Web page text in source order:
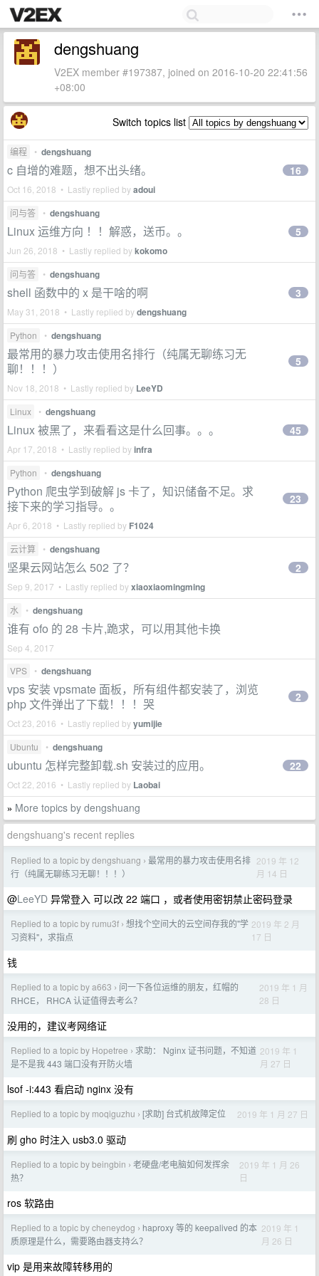
dengshuang
V2EX member #197387, joined on 2016-10-20 22:41:56
+08:00
Switch topics list
编程 • dengshuang
c 自增的难题，想不出头绪。
Oct 16, 2018 • Lastly replied byadoui
16
问与答 • dengshuang
Linux 运维方向 ！！解惑，送币。。
Jun 26, 2018 • Lastly replied bykokomo
5
问与答 • dengshuang
shell 函数中的 x 是干啥的啊
May 31, 2018 • Lastly replied bydengshuang
3
Python • dengshuang
最常用的暴力攻击使用名排行（纯属无聊练习无
聊！！！）
Nov 18, 2018 • Lastly replied by LeeYD
5
Linux • dengshuang
Linux 被黑了，来看看这是什么回事。。。
Apr 17, 2018 • Lastly replied byinfra
45
Python • dengshuang
Python 爬虫学到破解 js 卡了，知识储备不足。求
接下来的学习指导。。
Apr 6, 2018 • Lastly replied by F1024
23
云计算 • dengshuang
坚果云网站怎么 502 了？
Sep 9, 2017 • Lastly replied byxiaoxiaomingming
2
水 • dengshuang
谁有 ofo 的 28 卡片,跪求，可以用其他卡换
Sep 4, 2017
VPS
• dengshuang
vps 安装 vpsmate 面板，所有组件都安装了，浏览
php 文件弹出了下载！！！哭
Oct 23, 2016 • Lastly replied byyumijie
2
Ubuntu • dengshuang
ubuntu 怎样完整卸载.sh 安装过的应用。
Oct 22, 2016 • Lastly replied by Laobai
22
» More topics by dengshuang
dengshuang's recent replies
Replied to a topic by dengshuang › 最常用的暴力攻击使用名排
行（纯属无聊练习无聊！！！）
2019 年 12
月 14 日
@LeeYD 异常登入 可以改 22 端口 ，或者使用密钥禁止密码登录
Replied to a topic by rumu3f › 想找个空间大的云空间存我的"学
习资料"，求指点
2019 年 2 月
17 日
钱
Replied to a topic by a663 › 问一下各位运维的朋友，红帽的
RHCE， RHCA 认证值得去考么？
2019 年 1 月
28 日
没用的，建议考网络证
Replied to a topic by Hopetree › 求助： Nginx 证书问题，不知道
是不是我 443 端口没有开防火墙
2019 年 1
月 27 日
lsof -i:443 看启动 nginx 没有
Replied to a topic by moqiguzhu › [求助] 台式机故障定位 2019 年 1 月 27 日
刷 gho 时注入 usb3.0 驱动
Replied to a topic by beingbin › 老硬盘/老电脑如何发挥余
热？
2019 年 1 月 26
日
ros 软路由
Replied to a topic by cheneydog › haproxy 等的 keepalived 的本
质原理是什么，需要路由器支持么？
2019 年 1
月 26 日
vip 是用来故障转移用的